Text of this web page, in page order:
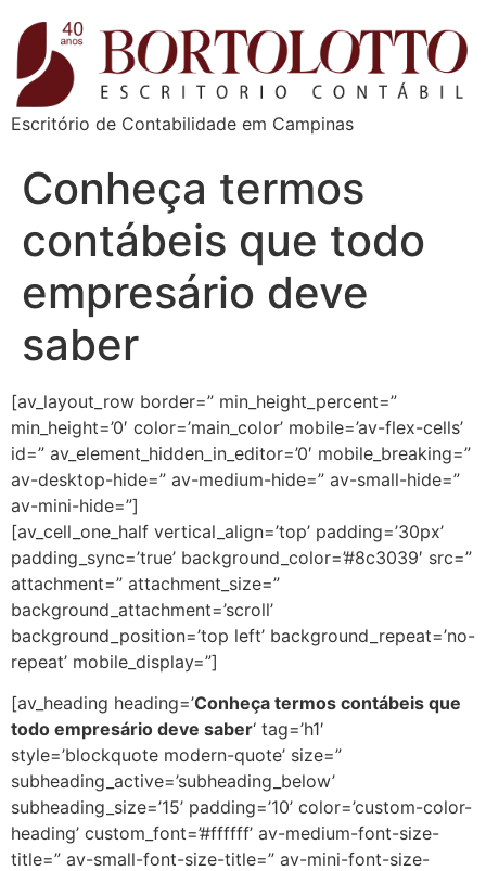
Escritório de Contabilidade em Campinas
Conheça termos
contábeis que todo
empresário deve
saber
[av_layout_row border=” min_height_percent=”
min_height=’0′ color=’main_color’ mobile=’av-flex-cells’
id=” av_element_hidden_in_editor=’0′ mobile_breaking=”
av-desktop-hide=” av-medium-hide=” av-small-hide=”
av-mini-hide=”]
[av_cell_one_half vertical_align=’top’ padding=’30px’
padding_sync=’true’ background_color=’#8c3039′ src=”
attachment=” attachment_size=”
background_attachment=’scroll’
background_position=’top left’ background_repeat=’no-
repeat’ mobile_display=”]
[av_heading heading=’Conheça termos contábeis que
todo empresário deve saber‘ tag=’h1′
style=’blockquote modern-quote’ size=”
subheading_active=’subheading_below’
subheading_size=’15’ padding=’10’ color=’custom-color-
heading’ custom_font=’#ffffff’ av-medium-font-size-
title=” av-small-font-size-title=” av-mini-font-size-